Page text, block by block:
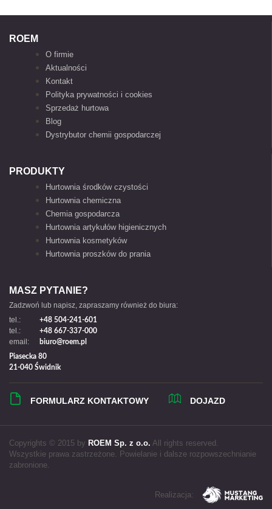
ROEM
O firmie
Aktualności
Kontakt
Polityka prywatności i cookies
Sprzedaż hurtowa
Blog
Dystrybutor chemii gospodarczej
PRODUKTY
Hurtownia środków czystości
Hurtownia chemiczna
Chemia gospodarcza
Hurtownia artykułów higienicznych
Hurtownia kosmetyków
Hurtownia proszków do prania
MASZ PYTANIE?
Zadzwoń lub napisz, zapraszamy również do biura:
tel.:
+48 504-241-601
tel.: +48 667-337-000
email:
biuro@roem.pl
Piasecka 80
21-040 Świdnik
FORMULARZ KONTAKTOWY DOJAZD
Copyrights © 2015 by ROEM Sp. z o.o. All rights reserved.
Wszystkie prawa zastrzeżone. Powielanie i dalsze rozpowszechnianie
zabronione.
Realizacja: